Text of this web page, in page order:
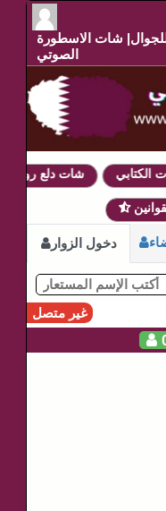
شات الاسطورة
الصوتي
شات دلع روحي الكتابي
دخول الزوار
غير متصل